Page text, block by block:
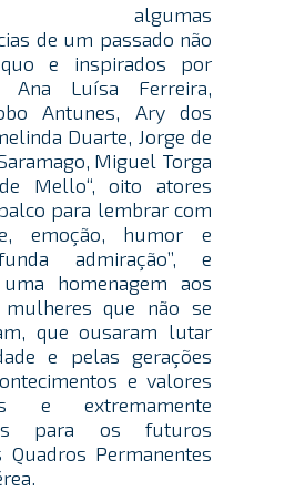
algumas
de um passado não
e inspirados por
Luísa Ferreira,
Antunes, Ary dos
Duarte, Jorge de
Miguel Torga
Mello“, oito atores
para lembrar com
emoção, humor e
admiração”, e
homenagem aos
que não se
que ousaram lutar
e pelas gerações
e valores
e extremamente
para os futuros
Quadros Permanentes